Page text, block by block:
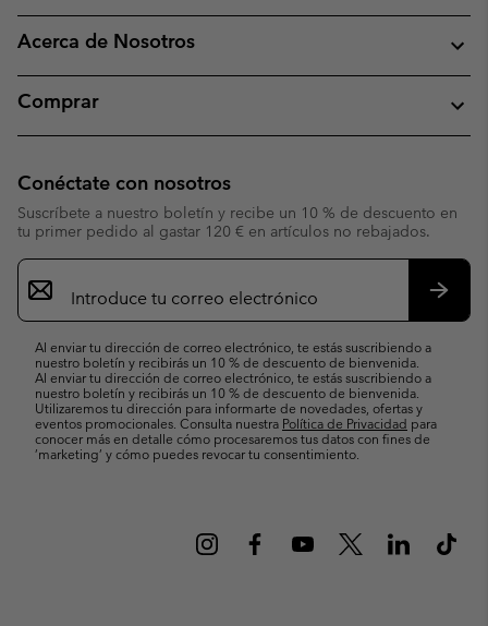
Acerca de Nosotros
Comprar
Conéctate con nosotros
Suscríbete a nuestro boletín y recibe un 10 % de descuento en
tu primer pedido al gastar 120 € en artículos no rebajados.
Suscripción
de
correo
Al enviar tu dirección de correo electrónico, te estás suscribiendo a
nuestro boletín y recibirás un 10 % de descuento de bienvenida.
Al enviar tu dirección de correo electrónico, te estás suscribiendo a
nuestro boletín y recibirás un 10 % de descuento de bienvenida.
Utilizaremos tu dirección para informarte de novedades, ofertas y
eventos promocionales. Consulta nuestra Política de Privacidad para
conocer más en detalle cómo procesaremos tus datos con fines de
’marketing’ y cómo puedes revocar tu consentimiento.